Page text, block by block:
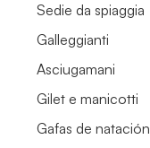
Sedie da spiaggia
Galleggianti
Asciugamani
Gilet e manicotti
Gafas de natación